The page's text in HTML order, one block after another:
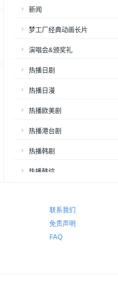
新闻
梦工厂经典动画长片
演唱会&颁奖礼
热播日剧
热播日漫
热播欧美剧
热播港台剧
热播韩剧
热播韩综
联系我们
免责声明
FAQ